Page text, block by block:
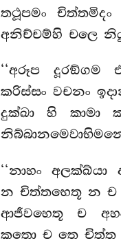
තථූපමං
අනිච්චම්හි චලෙ
‘‘අරූප දූරඞ්ගම
කරිස්සං වචනං
දුක්ඛා හි කාමා
‘‘නාහං අලක්ඛ්යා
න චිත්තහෙතූ න ච
ආජීවහෙතූ ච
කතො ච තෙ චිත්ත